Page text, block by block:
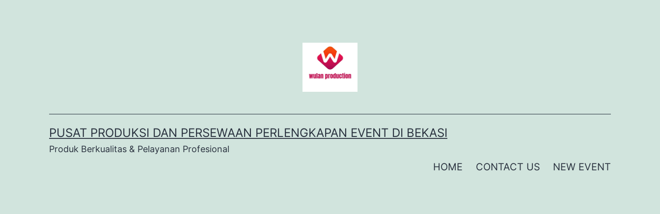
PUSAT PRODUKSI DAN PERSEWAAN PERLENGKAPAN EVENT DI BEKASI
Produk Berkualitas & Pelayanan Profesional
HOME CONTACT US NEW EVENT